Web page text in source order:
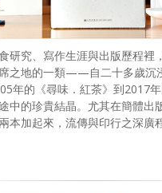
研究、寫作生涯與出版歷程裡
之地的一類——自二十多歲沉
年的《尋味．紅茶》到2017年
中的珍貴結晶。尤其在簡體出
本加起來，流傳與印行之深廣